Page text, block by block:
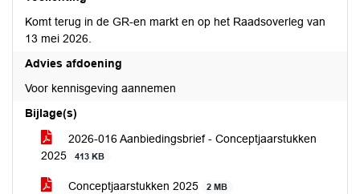
Komt terug in de GR-en markt en op het Raadsoverleg van
13 mei 2026.
Advies afdoening
Voor kennisgeving aannemen
Bijlage(s)
2026-016 Aanbiedingsbrief - Conceptjaarstukken
2025
413 KB
Conceptjaarstukken 2025 2 MB